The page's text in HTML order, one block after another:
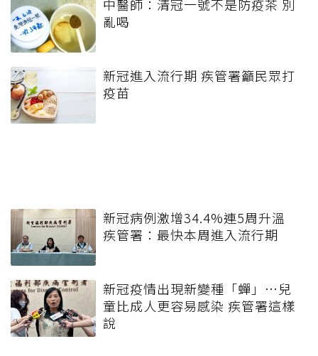
中醫師：清冠一號不是防疫茶 別
亂喝
新冠進入流行期 疾管署籲民眾打
疫苗
新冠病例激增34.4%連5周升溫
疾管署：最快本周進入流行期
新冠疫情出現新變種「蟬」…兒
童比成人更容易感染 疾管署這樣
說